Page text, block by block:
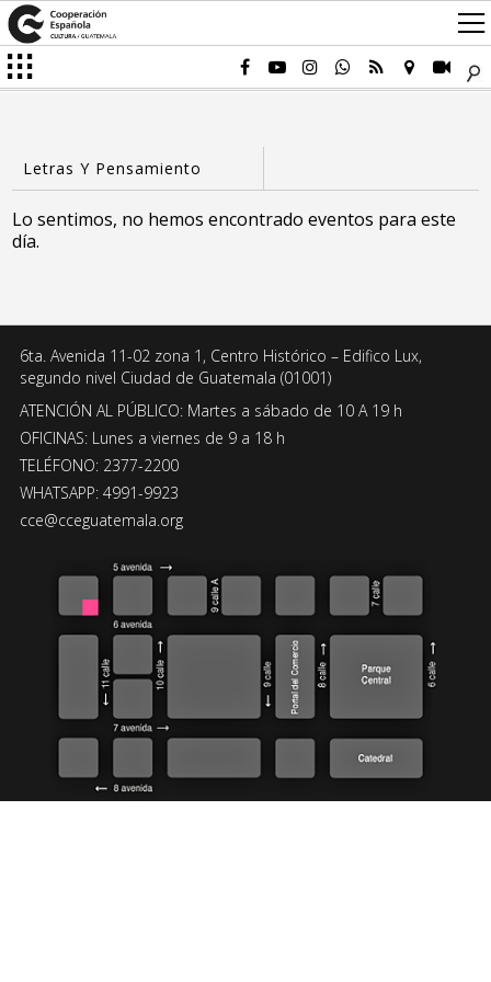
Lo sentimos, no hemos encontrado eventos para este
día.
6ta. Avenida 11-02 zona 1, Centro Histórico – Edifico Lux,
segundo nivel Ciudad de Guatemala (01001)
ATENCIÓN AL PÚBLICO: Martes a sábado de 10 A 19 h
OFICINAS: Lunes a viernes de 9 a 18 h
TELÉFONO: 2377-2200
WHATSAPP: 4991-9923
cce@cceguatemala.org